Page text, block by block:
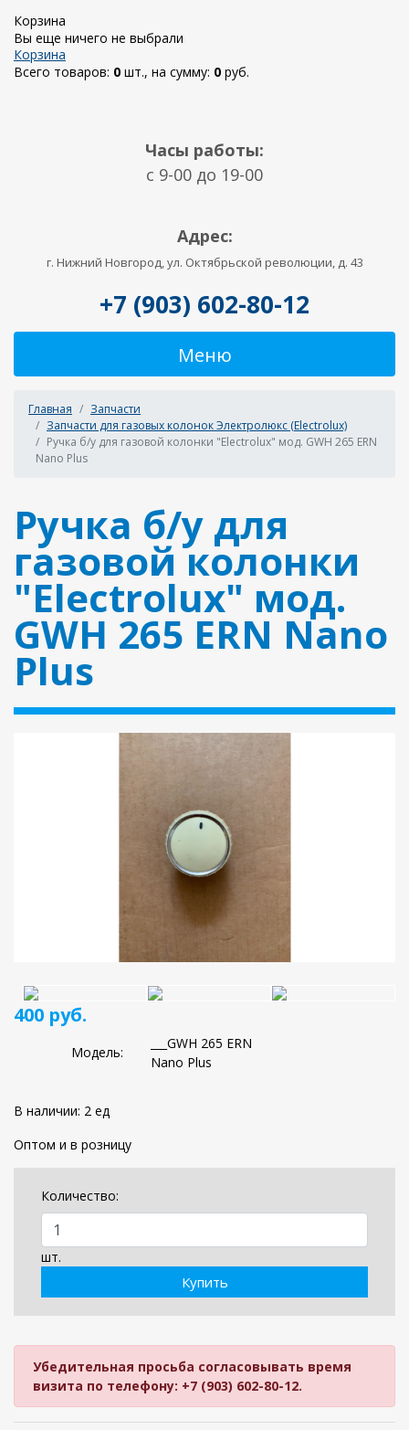
Корзина
Вы еще ничего не выбрали
Корзина
Всего товаров: 0 шт., на сумму: 0 руб.
Часы работы:
c 9-00 до 19-00
Адрес:
г. Нижний Новгород, ул. Октябрьской революции, д. 43
+7 (903) 602-80-12
Меню
Главная
Запчасти
Запчасти для газовых колонок Электролюкс (Electrolux)
Ручка б/у для газовой колонки "Electrolux" мод. GWH 265 ERN
Nano Plus
Ручка б/у для
газовой колонки
"Electrolux" мод.
GWH 265 ERN Nano
Plus
400 руб.
Модель:
___GWH 265 ERN
Nano Plus
В наличии: 2 ед
Оптом и в розницу
Количество:
шт.
Купить
Убедительная просьба согласовывать время
визита по телефону: +7 (903) 602-80-12.